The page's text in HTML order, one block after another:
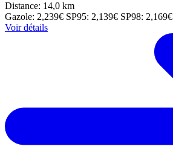
Distance: 14,0 km
Gazole: 2,239€ SP95: 2,139€ SP98: 2,169€
Voir détails